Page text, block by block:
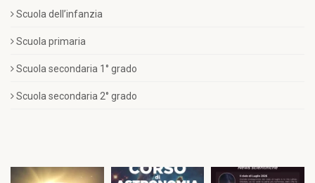
Scuola dell’infanzia
Scuola primaria
Scuola secondaria 1° grado
Scuola secondaria 2° grado